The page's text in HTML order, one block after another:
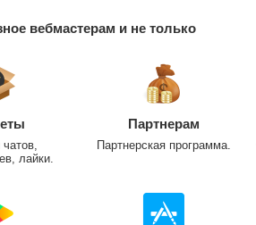
вебмастерам и не только
лайки.
Партнерам
Партнерская программа.